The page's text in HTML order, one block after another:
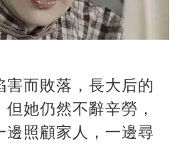
害而敗落，長大后的
她仍然不辭辛勞，
邊照顧家人，一邊尋